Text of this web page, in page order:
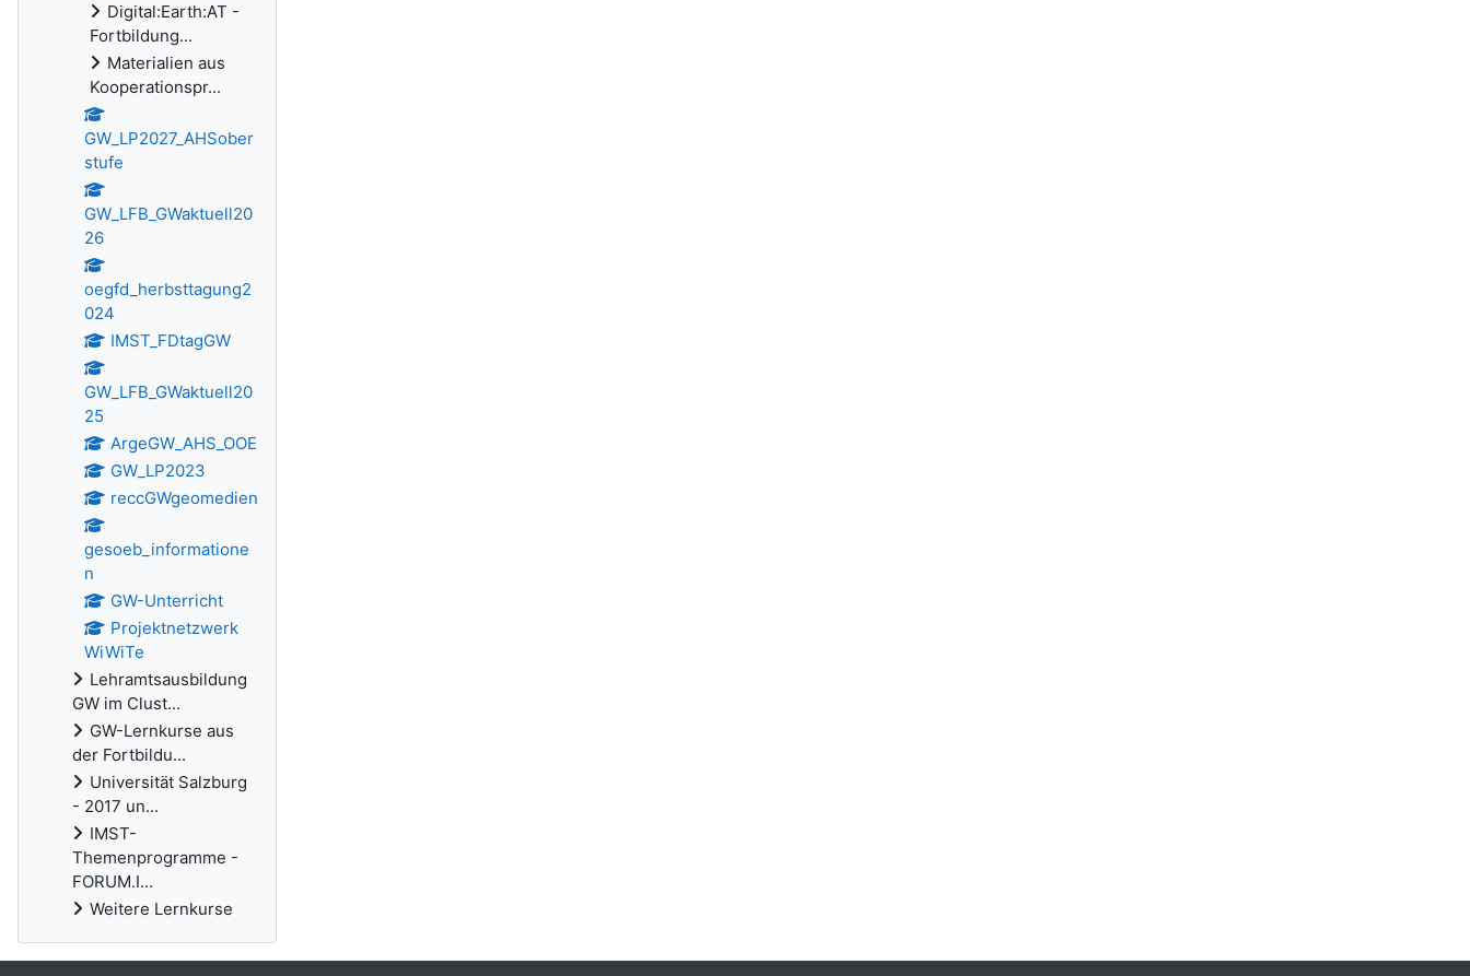
Digital:Earth:AT -
Fortbildung...
Materialien aus
Kooperationspr...
GW_LP2027_AHSober
stufe
GW_LFB_GWaktuell20
26
oegfd_herbsttagung2
024
IMST_FDtagGW
GW_LFB_GWaktuell20
25
ArgeGW_AHS_OOE
GW_LP2023
reccGWgeomedien
gesoeb_informatione
n
GW-Unterricht
Projektnetzwerk
WiWiTe
Lehramtsausbildung
GW im Clust...
GW-Lernkurse aus
der Fortbildu...
Universität Salzburg
- 2017 un...
IMST-
Themenprogramme -
FORUM.I...
Weitere Lernkurse